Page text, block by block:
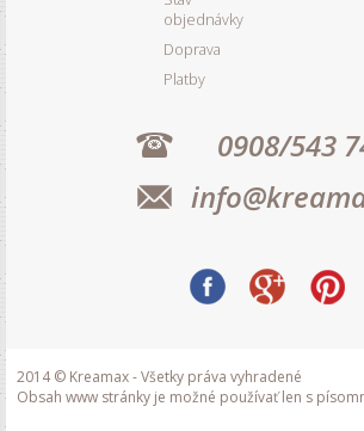
objednávky
Doprava
Platby
0908/543
2014 © Kreamax - Všetky práva vyhradené
Obsah www stránky je možné používať len s